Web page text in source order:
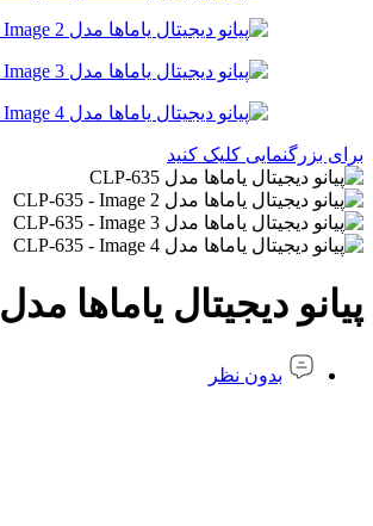
برای بزرگنمایی کلیک کنید
پیانو دیجیتال یاماها مدل CLP-635
بدون نظر